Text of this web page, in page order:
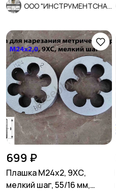
699 ₽
Плашка М24х2, 9ХС,
мелкий шаг, 55/16 мм,